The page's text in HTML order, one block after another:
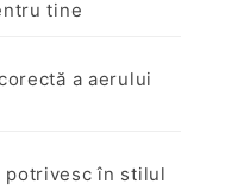
tine
a aerului
potrivesc în stilul